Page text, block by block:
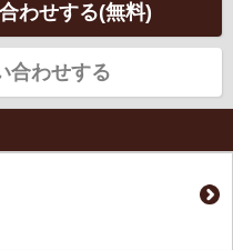
わせする(無料)
合わせする